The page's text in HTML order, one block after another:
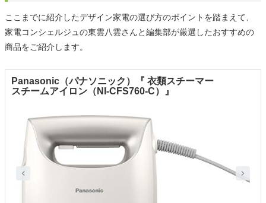
ここまでに紹介したデザイン家電の選び方のポイントを踏まえて、
家電コンシェルジュの東雲八雲さんと編集部が厳選したおすすめの
商品をご紹介します。
Panasonic（パナソニック）『 衣類スチーマー
スチームアイロン（NI-CFS760-C）』